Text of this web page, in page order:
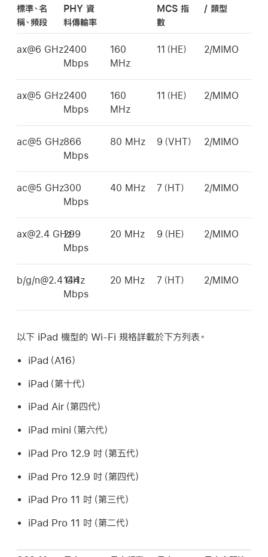
標準、名
稱、頻段
PHY 資
料傳輸率
MCS 指
數
/ 類型
ax@6 GHz2400
Mbps
160
MHz
11（HE） 2/MIMO
ax@5 GHz2400
Mbps
160
MHz
11（HE） 2/MIMO
ac@5 GHz866
Mbps
80 MHz 9（VHT） 2/MIMO
ac@5 GHz300
Mbps
40 MHz 7（HT） 2/MIMO
ax@2.4 GHz299
Mbps
20 MHz 9（HE） 2/MIMO
b/g/n@2.4 GHz
144
Mbps
20 MHz 7（HT） 2/MIMO
以下 iPad 機型的 Wi-Fi 規格詳載於下方列表。
iPad（A16）
iPad（第十代）
iPad Air（第四代）
iPad mini （第六代）
iPad Pro 12.9 吋（第五代）
iPad Pro 12.9 吋（第四代）
iPad Pro 11 吋（第三代）
iPad Pro 11 吋（第二代）